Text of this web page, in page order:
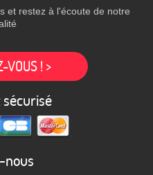
et restez à l'écoute de notre
VOUS ! >
nous